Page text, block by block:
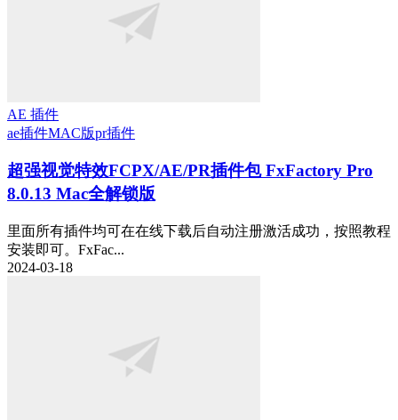
AE 插件
ae插件MAC版pr插件
超强视觉特效FCPX/AE/PR插件包 FxFactory Pro
8.0.13 Mac全解锁版
里面所有插件均可在在线下载后自动注册激活成功，按照教程
安装即可。FxFac...
2024-03-18